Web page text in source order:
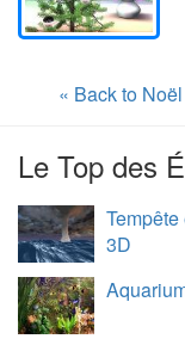
« Back to
Le Top des
3D